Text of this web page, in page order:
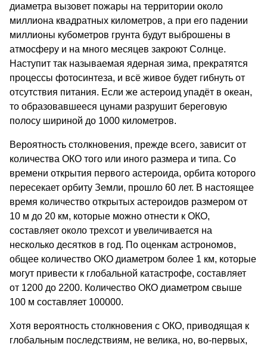
диаметра вызовет пожары на территории около
миллиона квадратных километров, а при его падении
миллионы кубометров грунта будут выброшены в
атмосферу и на много месяцев закроют Солнце.
Наступит так называемая ядерная зима, прекратятся
процессы фотосинтеза, и всё живое будет гибнуть от
отсутствия питания. Если же астероид упадёт в океан,
то образовавшееся цунами разрушит береговую
полосу шириной до 1000 километров.
Вероятность столкновения, прежде всего, зависит от
количества ОКО того или иного размера и типа. Со
времени открытия первого астероида, орбита которого
пересекает орбиту Земли, прошло 60 лет. В настоящее
время количество открытых астероидов размером от
10 м до 20 км, которые можно отнести к ОКО,
составляет около трехсот и увеличивается на
несколько десятков в год. По оценкам астрономов,
общее количество ОКО диаметром более 1 км, которые
могут привести к глобальной катастрофе, составляет
от 1200 до 2200. Количество ОКО диаметром свыше
100 м составляет 100000.
Хотя вероятность столкновения с ОКО, приводящая к
глобальным последствиям, не велика, но, во-первых,